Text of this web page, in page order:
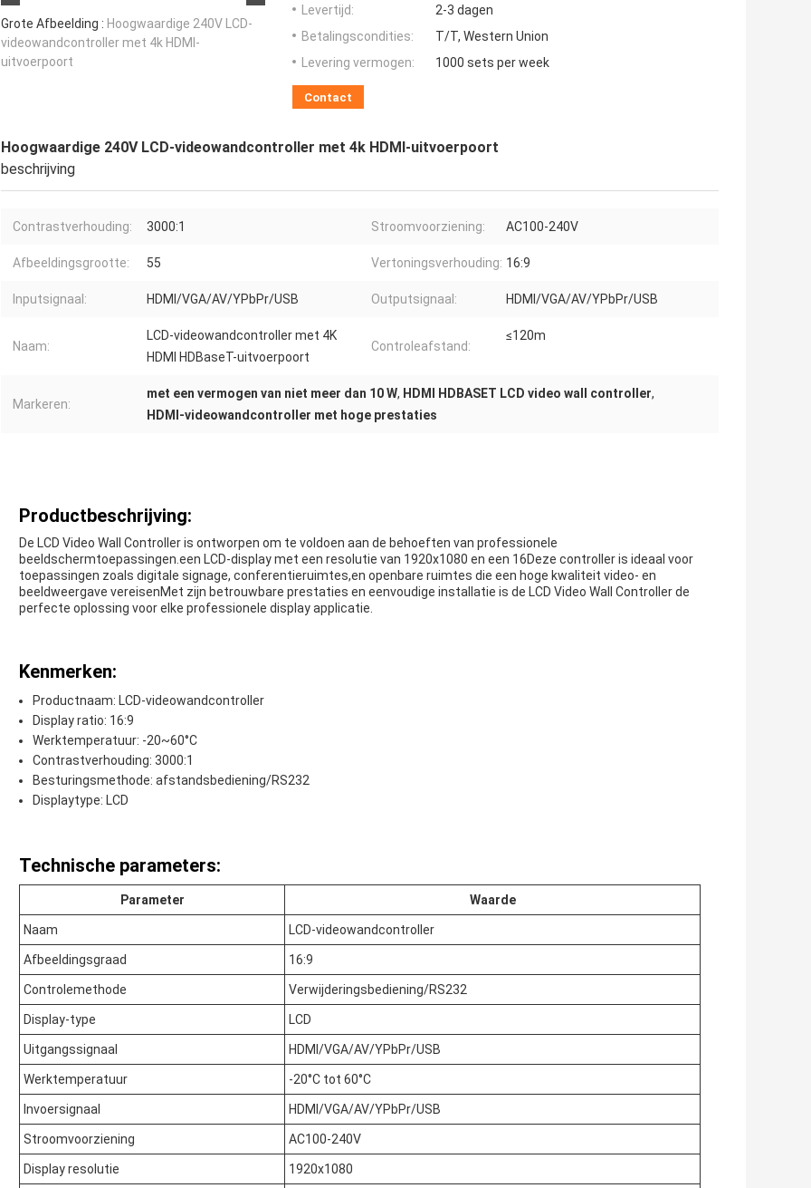
Grote Afbeelding : Hoogwaardige 240V LCD-
videowandcontroller met 4k HDMI-
uitvoerpoort
Levertijd:
2-3 dagen
Betalingscondities:
T/T, Western Union
Levering vermogen:
1000 sets per week
Contact
Hoogwaardige 240V LCD-videowandcontroller met 4k HDMI-uitvoerpoort
beschrijving
Contrastverhouding: 3000:1 Stroomvoorziening: AC100-240V
Afbeeldingsgrootte: 55 Vertoningsverhouding: 16:9
Inputsignaal: HDMI/VGA/AV/YPbPr/USB Outputsignaal: HDMI/VGA/AV/YPbPr/USB
Naam:
LCD-videowandcontroller met 4K
HDMI HDBaseT-uitvoerpoort
Controleafstand:
≤120m
Markeren:
met een vermogen van niet meer dan 10 W, HDMI HDBASET LCD video wall controller,
HDMI-videowandcontroller met hoge prestaties
Productbeschrijving:
De LCD Video Wall Controller is ontworpen om te voldoen aan de behoeften van professionele
beeldschermtoepassingen.een LCD-display met een resolutie van 1920x1080 en een 16Deze controller is ideaal voor
toepassingen zoals digitale signage, conferentieruimtes,en openbare ruimtes die een hoge kwaliteit video- en
beeldweergave vereisenMet zijn betrouwbare prestaties en eenvoudige installatie is de LCD Video Wall Controller de
perfecte oplossing voor elke professionele display applicatie.
Kenmerken:
Productnaam: LCD-videowandcontroller
Display ratio: 16:9
Werktemperatuur: -20~60°C
Contrastverhouding: 3000:1
Besturingsmethode: afstandsbediening/RS232
Displaytype: LCD
Technische parameters:
Parameter Waarde
Naam LCD-videowandcontroller
Afbeeldingsgraad 16:9
Controlemethode Verwijderingsbediening/RS232
Display-type LCD
Uitgangssignaal HDMI/VGA/AV/YPbPr/USB
Werktemperatuur -20°C tot 60°C
Invoersignaal HDMI/VGA/AV/YPbPr/USB
Stroomvoorziening AC100-240V
Display resolutie 1920x1080